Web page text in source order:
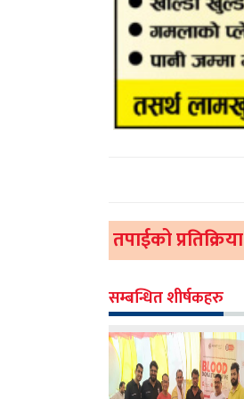
तपाईको प्रतिक्रिया
सम्बन्धित शीर्षकहरु